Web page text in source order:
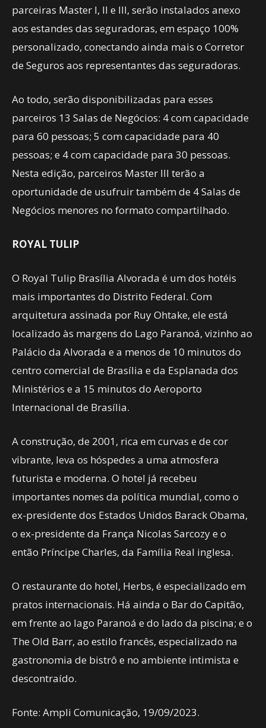
parceiras Master I, II e III, serão instalados anexo
aos estandes das seguradoras, em espaço 100%
personalizado, conectando ainda mais o Corretor
de Seguros aos representantes das seguradoras.
Ao todo, serão disponibilizadas para esses
parceiros 13 Salas de Negócios: 4 com capacidade
para 60 pessoas; 5 com capacidade para 40
pessoas; e 4 com capacidade para 30 pessoas.
Nesta edição, parceiros Master III terão a
oportunidade de usufruir também de 4 Salas de
Negócios menores no formato compartilhado.
ROYAL TULIP
O Royal Tulip Brasília Alvorada é um dos hotéis
mais importantes do Distrito Federal. Com
arquitetura assinada por Ruy Ohtake, ele está
localizado às margens do Lago Paranoá, vizinho ao
Palácio da Alvorada e a menos de 10 minutos do
centro comercial de Brasília e da Esplanada dos
Ministérios e a 15 minutos do Aeroporto
Internacional de Brasília.
A construção, de 2001, rica em curvas e de cor
vibrante, leva os hóspedes a uma atmosfera
futurista e moderna. O hotel já recebeu
importantes nomes da política mundial, como o
ex-presidente dos Estados Unidos Barack Obama,
o ex-presidente da França Nicolas Sarcozy e o
então Príncipe Charles, da Família Real inglesa.
O restaurante do hotel, Herbs, é especializado em
pratos internacionais. Há ainda o Bar do Capitão,
em frente ao lago Paranoá e do lado da piscina; e o
The Old Barr, ao estilo francês, especializado na
gastronomia de bistrô e no ambiente intimista e
descontraído.
Fonte: Ampli Comunicação, 19/09/2023.